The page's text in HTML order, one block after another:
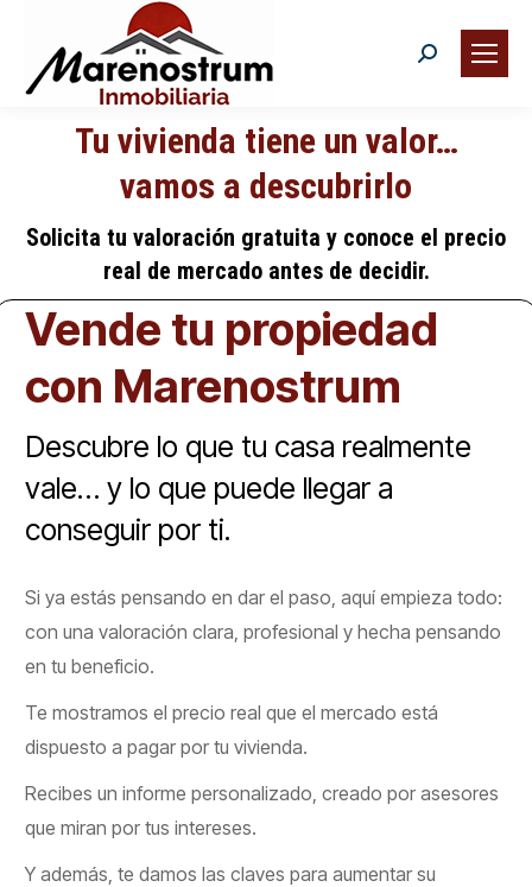
Search:
Buscar
Tu vivienda tiene un valor…
vamos a descubrirlo
Solicita tu valoración gratuita y conoce el precio
real de mercado antes de decidir.
You are here:
Vende tu propiedad
con Marenostrum
Descubre lo que tu casa realmente
vale… y lo que puede llegar a
conseguir por ti.
Si ya estás pensando en dar el paso, aquí empieza todo:
con una valoración clara, profesional y hecha pensando
en tu beneficio.
Te mostramos el precio real que el mercado está
dispuesto a pagar por tu vivienda.
Recibes un informe personalizado, creado por asesores
que miran por tus intereses.
Y además, te damos las claves para aumentar su